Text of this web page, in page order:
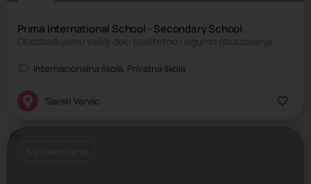
Prima International School - Secondary School
Obezbeđujemo vašoj deci kvalitetno i sigurno obrazovanje.
Internacionalna škola, Privatna škola
Savski Venac